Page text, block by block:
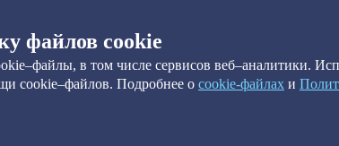
файлов cookie
в том числе сервисов веб–аналитики.
cookie–файлов. Подробнее о сookie-файлах и
установки очистки